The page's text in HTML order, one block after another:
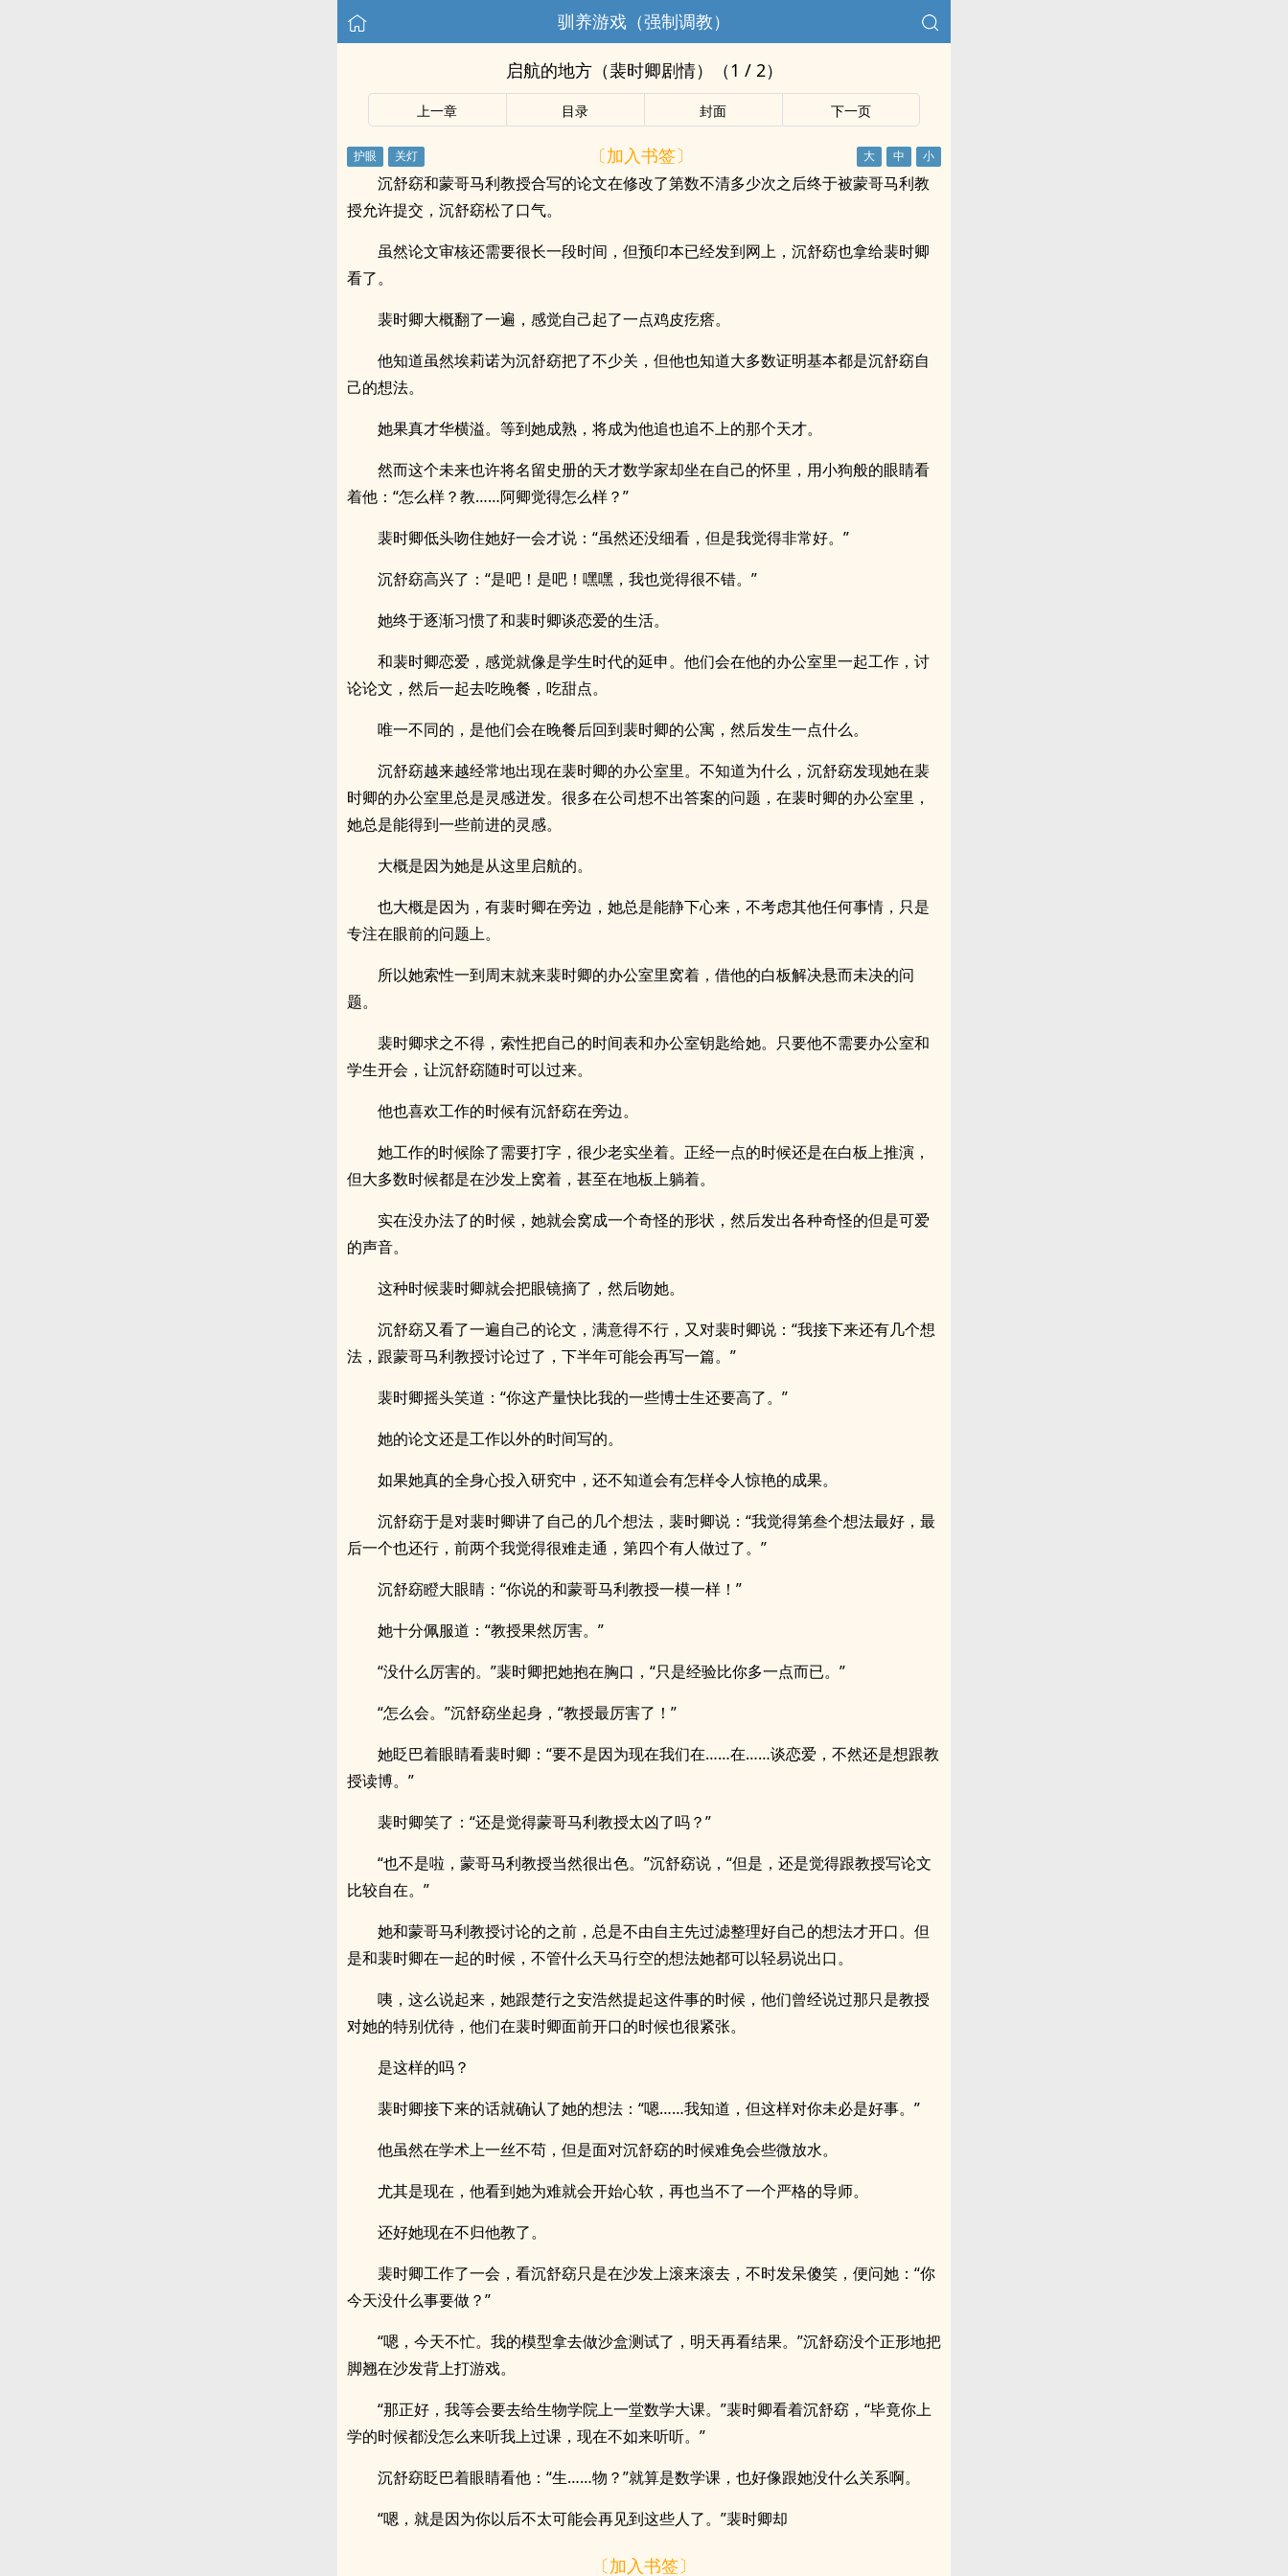
驯养游戏（强制调教）
启航的地方（裴时卿剧情）（1 / 2）
上一章 目录 封面 下一页
〔加入书签〕
沉舒窈和蒙哥马利教授合写的论文在修改了第数不清多少次之后终于被蒙哥马利教
授允许提交，沉舒窈松了口气。
虽然论文审核还需要很长一段时间，但预印本已经发到网上，沉舒窈也拿给裴时卿
看了。
裴时卿大概翻了一遍，感觉自己起了一点鸡皮疙瘩。
他知道虽然埃莉诺为沉舒窈把了不少关，但他也知道大多数证明基本都是沉舒窈自
己的想法。
她果真才华横溢。等到她成熟，将成为他追也追不上的那个天才。
然而这个未来也许将名留史册的天才数学家却坐在自己的怀里，用小狗般的眼睛看
着他：“怎么样？教……阿卿觉得怎么样？”
裴时卿低头吻住她好一会才说：“虽然还没细看，但是我觉得非常好。”
沉舒窈高兴了：“是吧！是吧！嘿嘿，我也觉得很不错。”
她终于逐渐习惯了和裴时卿谈恋爱的生活。
和裴时卿恋爱，感觉就像是学生时代的延申。他们会在他的办公室里一起工作，讨
论论文，然后一起去吃晚餐，吃甜点。
唯一不同的，是他们会在晚餐后回到裴时卿的公寓，然后发生一点什么。
沉舒窈越来越经常地出现在裴时卿的办公室里。不知道为什么，沉舒窈发现她在裴
时卿的办公室里总是灵感迸发。很多在公司想不出答案的问题，在裴时卿的办公室里，
她总是能得到一些前进的灵感。
大概是因为她是从这里启航的。
也大概是因为，有裴时卿在旁边，她总是能静下心来，不考虑其他任何事情，只是
专注在眼前的问题上。
所以她索性一到周末就来裴时卿的办公室里窝着，借他的白板解决悬而未决的问
题。
裴时卿求之不得，索性把自己的时间表和办公室钥匙给她。只要他不需要办公室和
学生开会，让沉舒窈随时可以过来。
他也喜欢工作的时候有沉舒窈在旁边。
她工作的时候除了需要打字，很少老实坐着。正经一点的时候还是在白板上推演，
但大多数时候都是在沙发上窝着，甚至在地板上躺着。
实在没办法了的时候，她就会窝成一个奇怪的形状，然后发出各种奇怪的但是可爱
的声音。
这种时候裴时卿就会把眼镜摘了，然后吻她。
沉舒窈又看了一遍自己的论文，满意得不行，又对裴时卿说：“我接下来还有几个想
法，跟蒙哥马利教授讨论过了，下半年可能会再写一篇。”
裴时卿摇头笑道：“你这产量快比我的一些博士生还要高了。”
她的论文还是工作以外的时间写的。
如果她真的全身心投入研究中，还不知道会有怎样令人惊艳的成果。
沉舒窈于是对裴时卿讲了自己的几个想法，裴时卿说：“我觉得第叁个想法最好，最
后一个也还行，前两个我觉得很难走通，第四个有人做过了。”
沉舒窈瞪大眼睛：“你说的和蒙哥马利教授一模一样！”
她十分佩服道：“教授果然厉害。”
“没什么厉害的。”裴时卿把她抱在胸口，“只是经验比你多一点而已。”
“怎么会。”沉舒窈坐起身，“教授最厉害了！”
她眨巴着眼睛看裴时卿：“要不是因为现在我们在……在……谈恋爱，不然还是想跟教
授读博。”
裴时卿笑了：“还是觉得蒙哥马利教授太凶了吗？”
“也不是啦，蒙哥马利教授当然很出色。”沉舒窈说，“但是，还是觉得跟教授写论文
比较自在。”
她和蒙哥马利教授讨论的之前，总是不由自主先过滤整理好自己的想法才开口。但
是和裴时卿在一起的时候，不管什么天马行空的想法她都可以轻易说出口。
咦，这么说起来，她跟楚行之安浩然提起这件事的时候，他们曾经说过那只是教授
对她的特别优待，他们在裴时卿面前开口的时候也很紧张。
是这样的吗？
裴时卿接下来的话就确认了她的想法：“嗯……我知道，但这样对你未必是好事。”
他虽然在学术上一丝不苟，但是面对沉舒窈的时候难免会些微放水。
尤其是现在，他看到她为难就会开始心软，再也当不了一个严格的导师。
还好她现在不归他教了。
裴时卿工作了一会，看沉舒窈只是在沙发上滚来滚去，不时发呆傻笑，便问她：“你
今天没什么事要做？”
“嗯，今天不忙。我的模型拿去做沙盒测试了，明天再看结果。”沉舒窈没个正形地把
脚翘在沙发背上打游戏。
“那正好，我等会要去给生物学院上一堂数学大课。”裴时卿看着沉舒窈，“毕竟你上
学的时候都没怎么来听我上过课，现在不如来听听。”
沉舒窈眨巴着眼睛看他：“生……物？”就算是数学课，也好像跟她没什么关系啊。
“嗯，就是因为你以后不太可能会再见到这些人了。”裴时卿却
〔加入书签〕